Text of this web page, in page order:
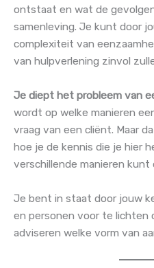
ontstaat en wat de
samenleving. Je kunt door
complexiteit van
van hulpverlening zinvol
Je diept het probleem van
wordt op welke manieren
vraag van een cliënt. Maar
hoe je de kennis die je hier
verschillende manieren kunt
Je bent in staat door jouw
en personen voor te lichten
adviseren welke vorm van